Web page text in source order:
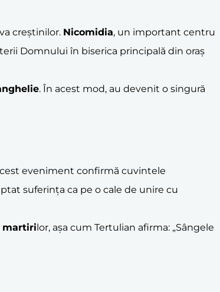
creștinilor. Nicomidia, un important centru
Domnului în biserica principală din oraș
. În acest mod, au devenit o singură
eveniment confirmă cuvintele
suferința ca pe o cale de unire cu
martirilor, așa cum Tertulian afirma: „Sângele